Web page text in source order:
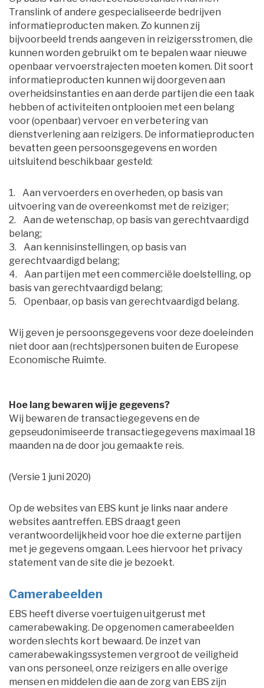
Translink of andere gespecialiseerde bedrijven
informatieproducten maken. Zo kunnen zij
bijvoorbeeld trends aangeven in reizigersstromen, die
kunnen worden gebruikt om te bepalen waar nieuwe
openbaar vervoerstrajecten moeten komen. Dit soort
informatieproducten kunnen wij doorgeven aan
overheidsinstanties en aan derde partijen die een taak
hebben of activiteiten ontplooien met een belang
voor (openbaar) vervoer en verbetering van
dienstverlening aan reizigers. De informatieproducten
bevatten geen persoonsgegevens en worden
uitsluitend beschikbaar gesteld:
1. Aan vervoerders en overheden, op basis van
uitvoering van de overeenkomst met de reiziger;
2. Aan de wetenschap, op basis van gerechtvaardigd
belang;
3. Aan kennisinstellingen, op basis van
gerechtvaardigd belang;
4. Aan partijen met een commerciële doelstelling, op
basis van gerechtvaardigd belang;
5. Openbaar, op basis van gerechtvaardigd belang.
Wij geven je persoonsgegevens voor deze doeleinden
niet door aan (rechts)personen buiten de Europese
Economische Ruimte.
Hoe lang bewaren wij je gegevens?
Wij bewaren de transactiegegevens en de
gepseudonimiseerde transactiegegevens maximaal 18
maanden na de door jou gemaakte reis.
(Versie 1 juni 2020)
Op de websites van EBS kunt je links naar andere
websites aantreffen. EBS draagt geen
verantwoordelijkheid voor hoe die externe partijen
met je gegevens omgaan. Lees hiervoor het privacy
statement van de site die je bezoekt.
Camerabeelden
EBS heeft diverse voertuigen uitgerust met
camerabewaking. De opgenomen camerabeelden
worden slechts kort bewaard. De inzet van
camerabewakingssystemen vergroot de veiligheid
van ons personeel, onze reizigers en alle overige
mensen en middelen die aan de zorg van EBS zijn